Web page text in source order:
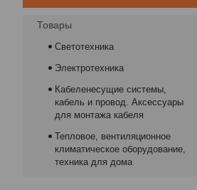
Товары
Светотехника
Электротехника
Кабеленесущие системы,
кабель и провод. Аксессуары
для монтажа кабеля
Тепловое, вентиляционное
климатическое оборудование,
техника для дома